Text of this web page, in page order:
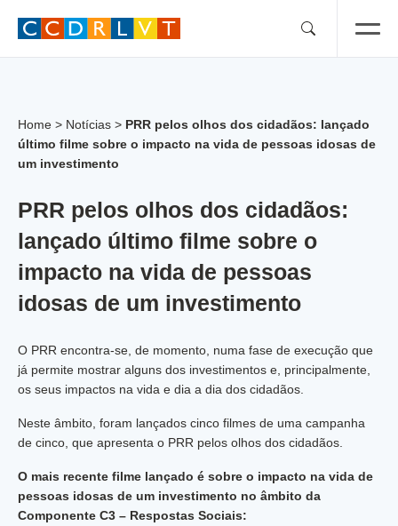
Home > Notícias > PRR pelos olhos dos cidadãos: lançado
último filme sobre o impacto na vida de pessoas idosas de
um investimento
PRR pelos olhos dos cidadãos:
lançado último filme sobre o
impacto na vida de pessoas
idosas de um investimento
O PRR encontra-se, de momento, numa fase de execução que
já permite mostrar alguns dos investimentos e, principalmente,
os seus impactos na vida e dia a dia dos cidadãos.
Neste âmbito, foram lançados cinco filmes de uma campanha
de cinco, que apresenta o PRR pelos olhos dos cidadãos.
O mais recente filme lançado é sobre o impacto na vida de
pessoas idosas de um investimento no âmbito da
Componente C3 – Respostas Sociais: